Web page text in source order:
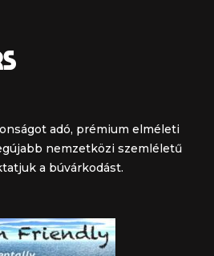
adó, prémium elméleti
nemzetközi szemléletű
a búvárkodást.